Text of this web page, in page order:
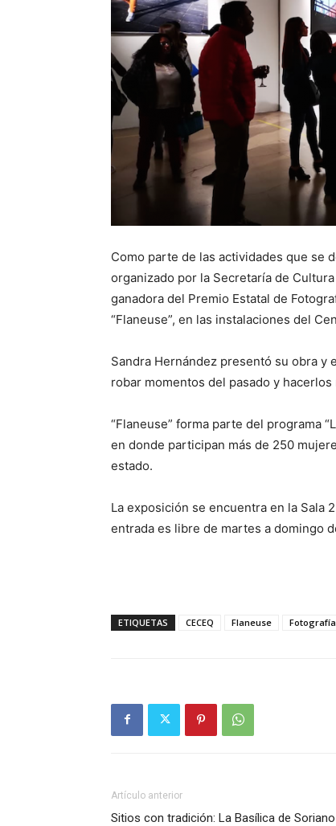
Como parte de las actividades que se
organizado por la Secretaría de
ganadora del Premio Estatal de
“Flaneuse”, en las instalaciones del
Sandra Hernández presentó su obra y
robar momentos del pasado y hacerlos
“Flaneuse” forma parte del programa
en donde participan más de 250
estado.
La exposición se encuentra en la Sala
entrada es libre de martes a domingo
ETIQUETAS CECEQ Flaneuse Fotografía
Artículo anterior
Sitios con tradición: La Basílica de Soriano